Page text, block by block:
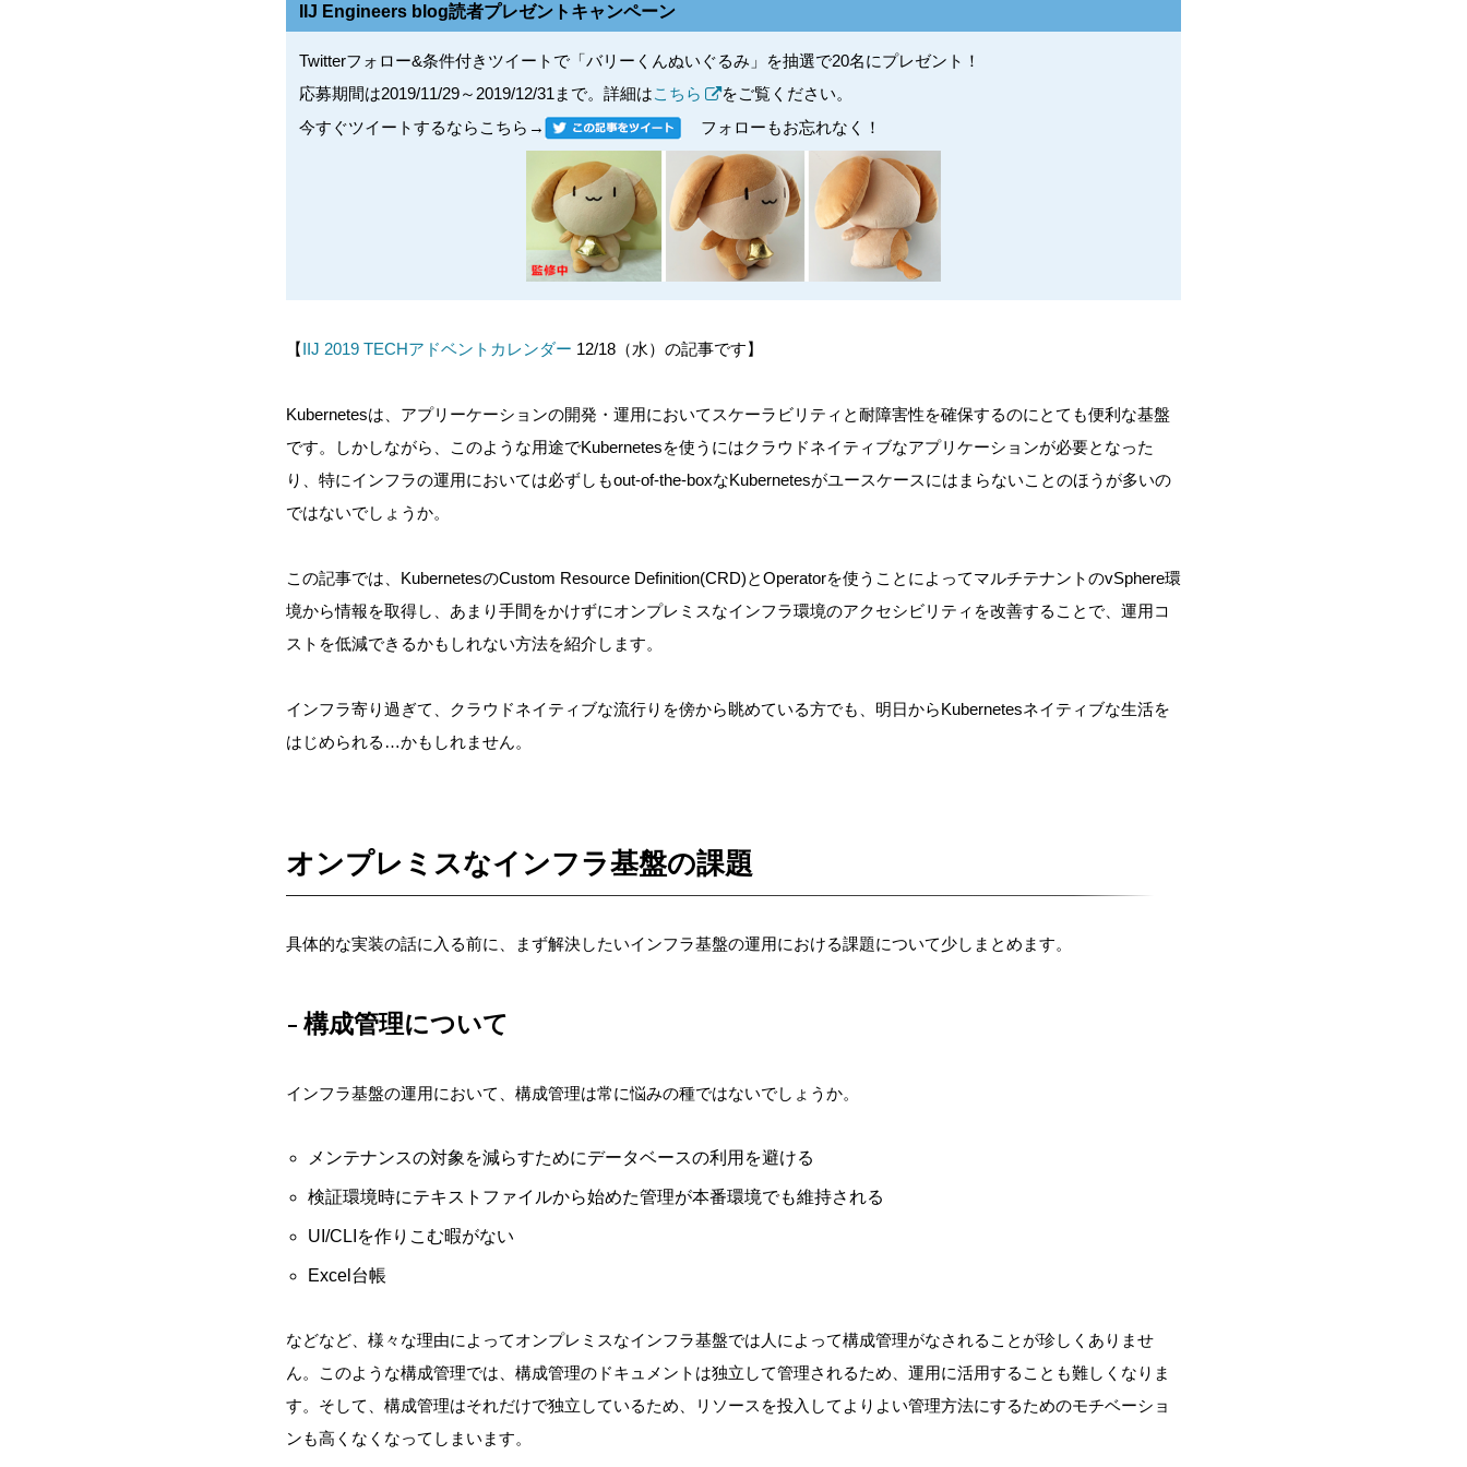
IIJ Engineers blog読者プレゼントキャンペーン
Twitterフォロー&条件付きツイートで「バリーくんぬいぐるみ」を抽選で20名にプレゼント！
応募期間は2019/11/29～2019/12/31まで。詳細はこちら
をご覧ください。
今すぐツイートするならこちら→
フォローもお忘れなく！
【IIJ 2019 TECHアドベントカレンダー 12/18（水）の記事です】
Kubernetesは、アプリーケーションの開発・運用においてスケーラビリティと耐障害性を確保するのにとても便利な基盤
です。しかしながら、このような用途でKubernetesを使うにはクラウドネイティブなアプリケーションが必要となった
り、特にインフラの運用においては必ずしもout-of-the-boxなKubernetesがユースケースにはまらないことのほうが多いの
ではないでしょうか。
この記事では、KubernetesのCustom Resource Definition(CRD)とOperatorを使うことによってマルチテナントのvSphere環
境から情報を取得し、あまり手間をかけずにオンプレミスなインフラ環境のアクセシビリティを改善することで、運用コ
ストを低減できるかもしれない方法を紹介します。
インフラ寄り過ぎて、クラウドネイティブな流行りを傍から眺めている方でも、明日からKubernetesネイティブな生活を
はじめられる…かもしれません。
オンプレミスなインフラ基盤の課題
具体的な実装の話に入る前に、まず解決したいインフラ基盤の運用における課題について少しまとめます。
構成管理について
インフラ基盤の運用において、構成管理は常に悩みの種ではないでしょうか。
メンテナンスの対象を減らすためにデータベースの利用を避ける
検証環境時にテキストファイルから始めた管理が本番環境でも維持される
UI/CLIを作りこむ暇がない
Excel台帳
などなど、様々な理由によってオンプレミスなインフラ基盤では人によって構成管理がなされることが珍しくありませ
ん。このような構成管理では、構成管理のドキュメントは独立して管理されるため、運用に活用することも難しくなりま
す。そして、構成管理はそれだけで独立しているため、リソースを投入してよりよい管理方法にするためのモチベーショ
ンも高くなくなってしまいます。